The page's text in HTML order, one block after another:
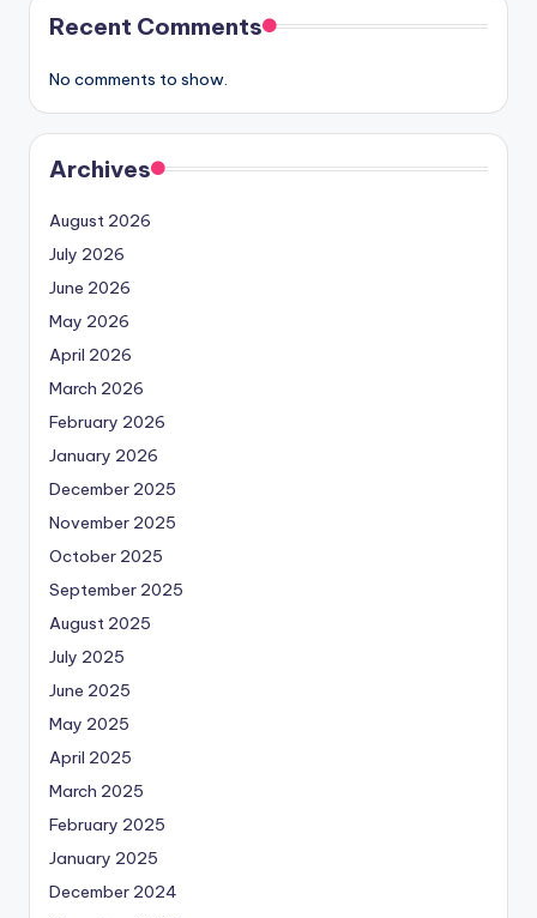
Recent Comments
No comments to show.
Archives
August 2026
July 2026
June 2026
May 2026
April 2026
March 2026
February 2026
January 2026
December 2025
November 2025
October 2025
September 2025
August 2025
July 2025
June 2025
May 2025
April 2025
March 2025
February 2025
January 2025
December 2024